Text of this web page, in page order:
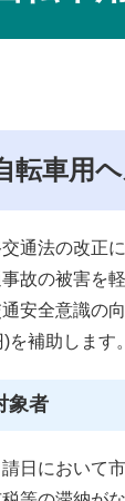
転車用
通法の改正
故の被害を
安全意識の
を補助します。
象者
請日において